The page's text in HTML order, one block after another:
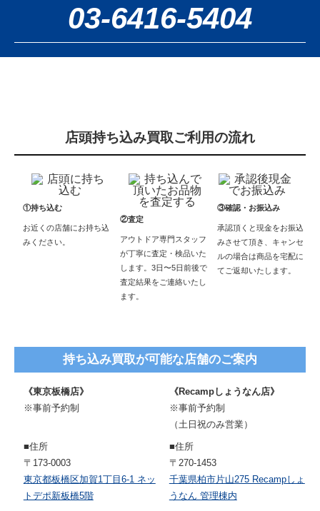
03-6416-5404
店頭持ち込み買取ご利用の流れ
①持ち込む
お近くの店舗にお持ち込
みください。
②査定
アウトドア専門スタッフ
が丁寧に査定・検品いた
します。3日〜5日前後で
査定結果をご連絡いたし
ます。
③確認・お振込み
承認頂くと現金をお振込
みさせて頂き、キャンセ
ルの場合は商品を宅配に
てご返却いたします。
持ち込み買取が可能な店舗のご案内
《東京板橋店》
※事前予約制
■住所
〒173-0003
東京都板橋区加賀1丁目6-1 ネッ
トデポ新板橋5階
《Recampしょうなん店》
※事前予約制
（土日祝のみ営業）
■住所
〒270-1453
千葉県柏市片山275 Recampしょ
うなん 管理棟内